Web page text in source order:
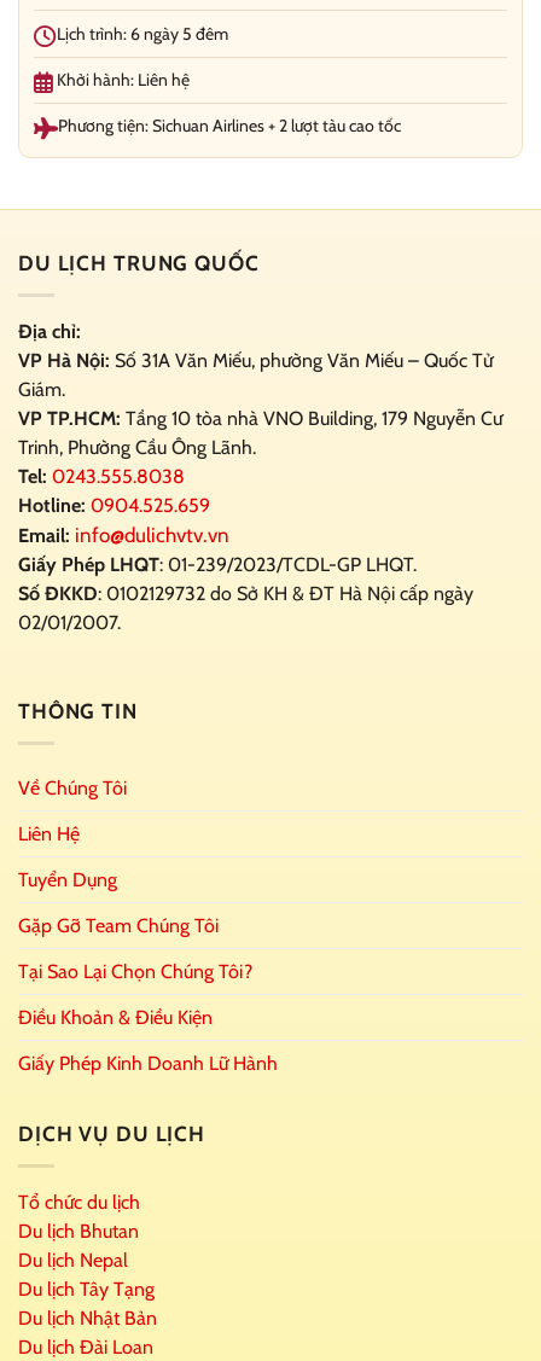
Lịch trình: 6 ngày 5 đêm
Khởi hành: Liên hệ
Phương tiện: Sichuan Airlines + 2 lượt tàu cao tốc
DU LỊCH TRUNG QUỐC
Địa chỉ:
VP Hà Nội: Số 31A Văn Miếu, phường Văn Miếu – Quốc Tử
Giám.
VP TP.HCM: Tầng 10 tòa nhà VNO Building, 179 Nguyễn Cư
Trinh, Phường Cầu Ông Lãnh.
Tel: 0243.555.8038
Hotline: 0904.525.659
Email: info@dulichvtv.vn
Giấy Phép LHQT: 01-239/2023/TCDL-GP LHQT.
Số ĐKKD: 0102129732 do Sở KH & ĐT Hà Nội cấp ngày
02/01/2007.
THÔNG TIN
Về Chúng Tôi
Liên Hệ
Tuyển Dụng
Gặp Gỡ Team Chúng Tôi
Tại Sao Lại Chọn Chúng Tôi?
Điều Khoản & Điều Kiện
Giấy Phép Kinh Doanh Lữ Hành
DỊCH VỤ DU LỊCH
Tổ chức du lịch
Du lịch Bhutan
Du lịch Nepal
Du lịch Tây Tạng
Du lịch Nhật Bản
Du lịch Đài Loan